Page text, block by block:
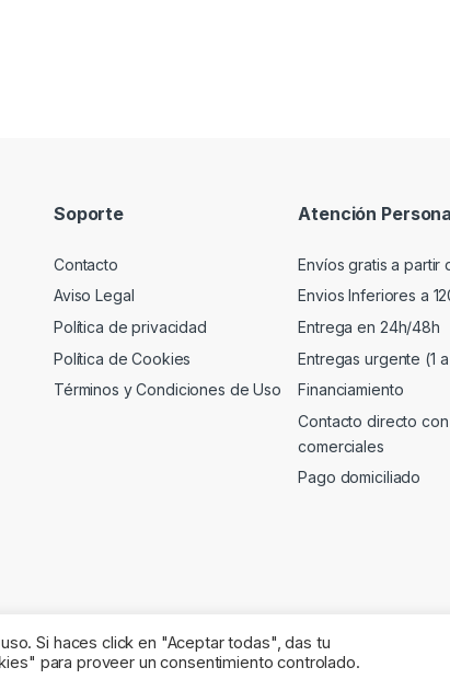
Soporte
Contacto
Aviso Legal
Política de privacidad
Política de Cookies
Términos y Condiciones de Uso
Atención
Envíos gratis a partir
Envios Inferiores a
Entrega en 24h/48h
Entregas urgente (1
Financiamiento
Contacto directo
comerciales
Pago domiciliado
Si haces click en "Aceptar todas", das tu
para proveer un consentimiento controlado.